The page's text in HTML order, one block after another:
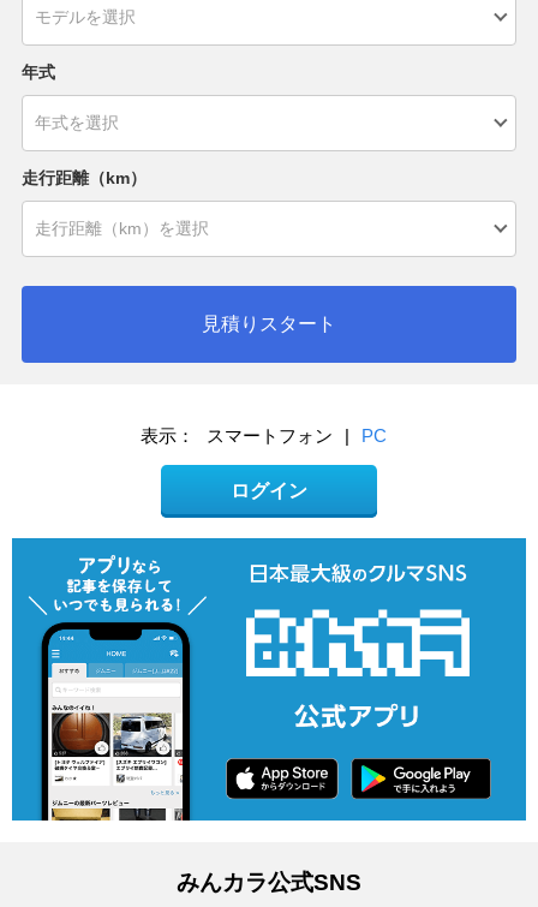
年式
走行距離（km）
見積りスタート
表示： スマートフォン | PC
ログイン
みんカラ公式SNS